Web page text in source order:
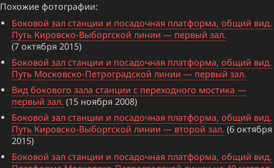
Похожие фотографии:
Боковой зал станции и посадочная платформа, общий вид.
Путь Кировско-Выборгской линии — первый зал.
(7 октября 2015)
Боковой зал станции и посадочная платформа, общий вид.
Путь Московско-Петроградской линии — первый зал.
Вид бокового зала станции с переходного мостика —
первый зал. (15 ноября 2008)
Боковой зал станции и посадочная платформа, общий вид.
Путь Кировско-Выборгской линии — второй зал. (6 октября
2015)
Боковой зал станции и посадочная платформа, общий вид.